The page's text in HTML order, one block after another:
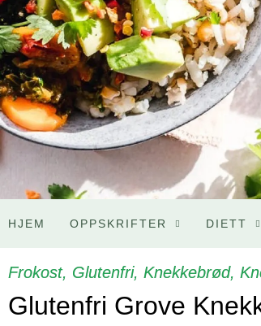
HJEM OPPSKRIFTER DIETT
Frokost, Glutenfri, Knekkebrød,
Glutenfri Grove